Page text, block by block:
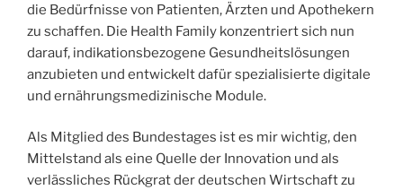
die Bedürfnisse von Patienten, Ärzten und Apothekern
zu schaffen. Die Health Family konzentriert sich nun
darauf, indikationsbezogene Gesundheitslösungen
anzubieten und entwickelt dafür spezialisierte digitale
und ernährungsmedizinische Module.
Als Mitglied des Bundestages ist es mir wichtig, den
Mittelstand als eine Quelle der Innovation und als
verlässliches Rückgrat der deutschen Wirtschaft zu